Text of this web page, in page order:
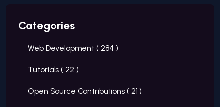
Categories
Web Development ( 284 )
Tutorials ( 22 )
Open Source Contributions ( 21 )